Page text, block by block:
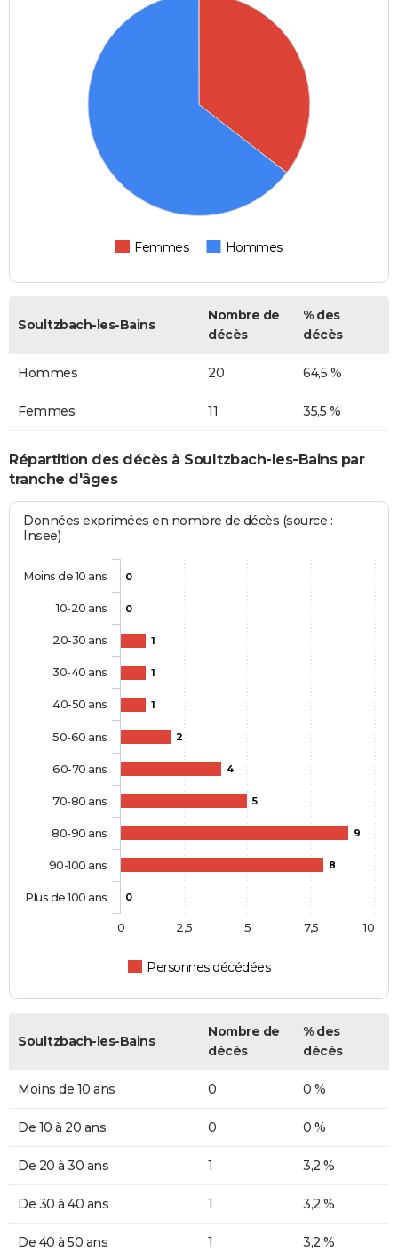
Femmes Hommes
Soultzbach-les-Bains
Nombre de
décès
% des
décès
Hommes 20 64,5 %
Femmes 11 35,5 %
Répartition des décès à Soultzbach-les-Bains par
tranche d'âges
Données exprimées en nombre de décès (source :
Insee)
0
0
1
1
1
2
4
5
9
8
0
Personnes décédées
Moins de 10 ans
10-20 ans
20-30 ans
30-40 ans
40-50 ans
50-60 ans
60-70 ans
70-80 ans
80-90 ans
90-100 ans
Plus de 100 ans
0 10
2,5 5 7,5
Soultzbach-les-Bains
Nombre de
décès
% des
décès
Moins de 10 ans 0 0 %
De 10 à 20 ans 0 0 %
De 20 à 30 ans 1 3,2 %
De 30 à 40 ans 1 3,2 %
De 40 à 50 ans 1 3,2 %